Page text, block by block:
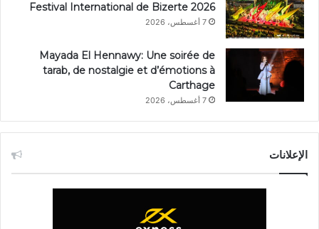
Festival International de Bizerte 2026
7 أغسطس، 2026
Mayada El Hennawy: Une soirée de
tarab, de nostalgie et d’émotions à
Carthage
7 أغسطس، 2026
الإعلانات